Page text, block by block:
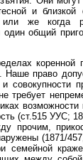
и близкой
же когда
общий
право
совокупности
требует
(ст.515 УУС;
прочим,
(1871/
семейной